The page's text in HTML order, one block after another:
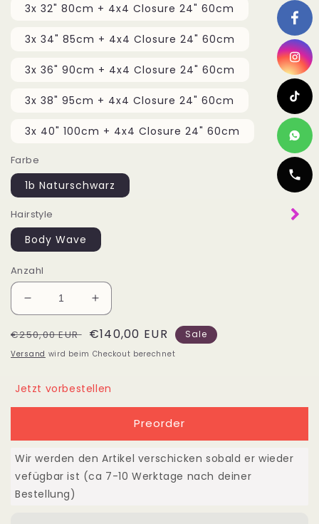
3x 32" 80cm + 4x4 Closure 24" 60cm
3x 34" 85cm + 4x4 Closure 24" 60cm
3x 36" 90cm + 4x4 Closure 24" 60cm
3x 38" 95cm + 4x4 Closure 24" 60cm
3x 40" 100cm + 4x4 Closure 24" 60cm
Farbe
1b Naturschwarz
Hairstyle
Body Wave
Anzahl
Verringere
die
Menge
für
Bundles
+
Closure
Echthaar
10&quot;-40&quot;
(25cm-
100cm)
Erhöhe
die
Menge
für
Bundles
+
Closure
Echthaar
10&quot;-40&quot;
(25cm-
Normaler
Preis
€250,00 EUR Verkaufspreis
€140,00 EUR Sale
Versand wird beim Checkout berechnet
Jetzt vorbestellen
Preorder
Wir werden den Artikel verschicken sobald er wieder
vefügbar ist (ca 7-10 Werktage nach deiner
Bestellung)